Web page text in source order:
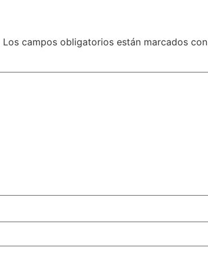
Los campos obligatorios están marcados con